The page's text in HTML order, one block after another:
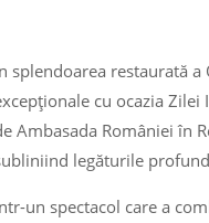
splendoarea restaurată
cu ocazia
Ambasada României în
legăturile
un spectacol care a